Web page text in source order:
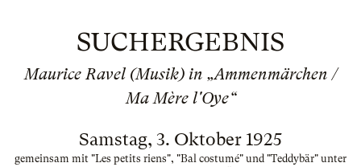
SUCHERGEBNIS
Maurice Ravel (Musik) in „Ammenmärchen /
Ma Mère l'Oye“
Samstag, 3. Oktober 1925
gemeinsam mit "Les petits riens", "Bal costumé" und "Teddybär" unter